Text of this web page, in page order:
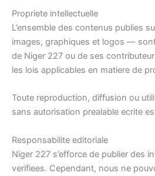
Propriete intellectuelle
L’ensemble des contenus publies
images, graphiques et logos —
de Niger 227 ou de ses
les lois applicables en matiere de
Toute reproduction, diffusion ou
sans autorisation prealable ecrite
Responsabilite editoriale
Niger 227 s’efforce de publier des
verifiees. Cependant, nous ne